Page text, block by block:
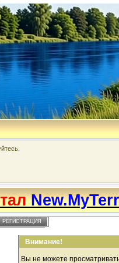
РЕГИСТРАЦИЯ
Внимание!
Вы не можете